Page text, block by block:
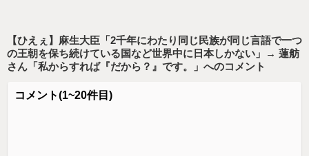
【ひえぇ】麻生大臣「2千年にわたり同じ民族が同じ言語で一つ
の王朝を保ち続けている国など世界中に日本しかない」→ 蓮舫
さん「私からすれば『だから？』です。」 へのコメント
コメント(1~20件目)